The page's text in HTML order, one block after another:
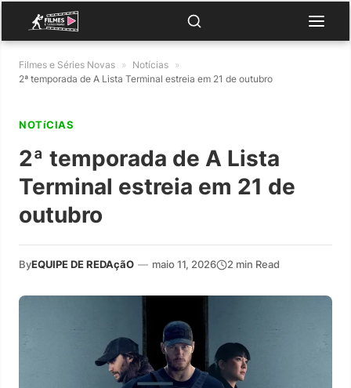
Filmes e Séries Novas » Notícias »
2ª temporada de A Lista Terminal estreia em 21 de outubro
NOTíCIAS
2ª temporada de A Lista
Terminal estreia em 21 de
outubro
ByEQUIPE DE REDAçãO — maio 11, 2026 2 min Read